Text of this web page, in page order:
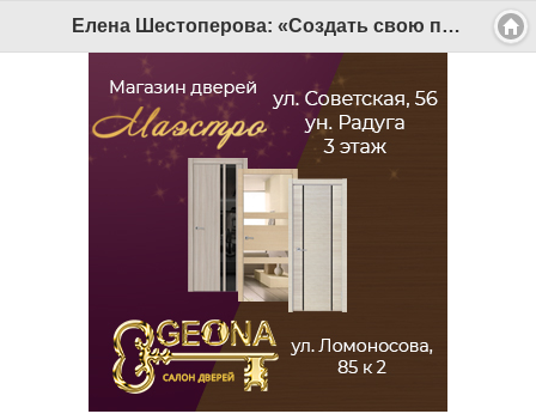
Елена Шестоперова: «Создать свою песню? Легко. Главное, найти наставника» - Беломорканал Северодвинск tv29.ru